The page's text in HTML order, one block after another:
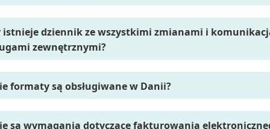
istnieje dziennik ze wszystkimi zmianami i
zewnętrznymi?
formaty są obsługiwane w Danii?
są wymagania dotyczące fakturowania